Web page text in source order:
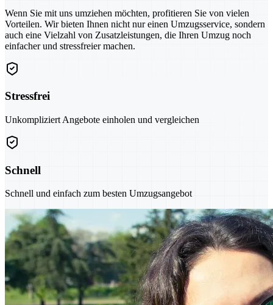
Wenn Sie mit uns umziehen möchten, profitieren Sie von vielen
Vorteilen. Wir bieten Ihnen nicht nur einen Umzugsservice, sondern
auch eine Vielzahl von Zusatzleistungen, die Ihren Umzug noch
einfacher und stressfreier machen.
Stressfrei
Unkompliziert Angebote einholen und vergleichen
Schnell
Schnell und einfach zum besten Umzugsangebot